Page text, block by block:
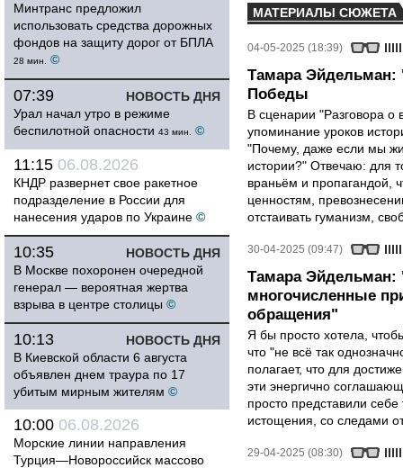
Минтранс предложил
использовать средства дорожных
фондов на защиту дорог от БПЛА
28 мин. ©
НОВОСТЬ ДНЯ
07:39
Урал начал утро в режиме
беспилотной опасности 43 мин. ©
11:15 06.08.2026
КНДР развернет свое ракетное
подразделение в России для
нанесения ударов по Украине ©
НОВОСТЬ ДНЯ
10:35
В Москве похоронен очередной
генерал — вероятная жертва
взрыва в центре столицы ©
НОВОСТЬ ДНЯ
10:13
В Киевской области 6 августа
объявлен днем траура по 17
убитым мирным жителям ©
10:00 06.08.2026
Морские линии направления
Турция—Новороссийск массово
МАТЕРИАЛЫ СЮЖЕТА
04-05-2025 (18:39)
Тамара Эйдельман:
Победы
В сценарии "Разговора о
упоминание уроков
"Почему, даже если мы
истории?" Отвечаю: для
враньём и пропагандой,
ценностям,
отстаивать гуманизм,
30-04-2025 (09:47)
Тамара
многочисленные
обращения"
Я бы просто хотела,
что "не всё так
полагает, что для
эти энергично
просто представили
истощения, со следами
29-04-2025 (08:30)